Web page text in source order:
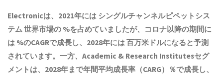
Electronicは、2021年には シングルチャンネルピペットシス
テム 世界市場の %を占めていましたが、コロナ以降の期間に
は %のCAGRで成長し、2028年には 百万米ドルになると予測
されています。一方、Academic & Research Institutesセグ
メントは、2028年まで年間平均成長率（CARG）％で成長し、